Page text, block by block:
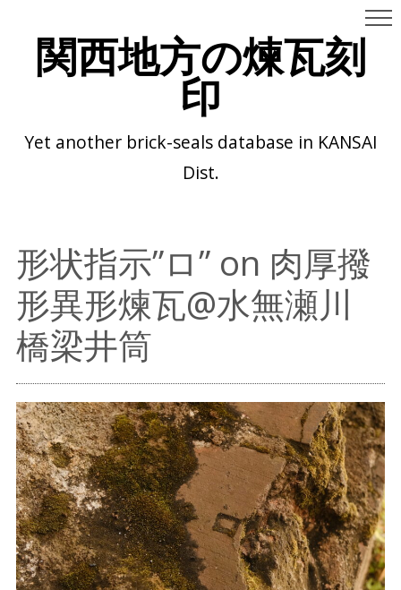
関西地方の煉瓦刻
印
Yet another brick-seals database in KANSAI
Dist.
形状指示”ロ” on 肉厚撥
形異形煉瓦@水無瀬川
橋梁井筒